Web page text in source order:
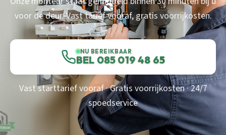
voor de deur. Vast tarief vooraf, gratis voorrijkosten.
NU BEREIKBAAR
BEL 085 019 48 65
Vast starttarief vooraf · Gratis voorrijkosten · 24/7
spoedservice